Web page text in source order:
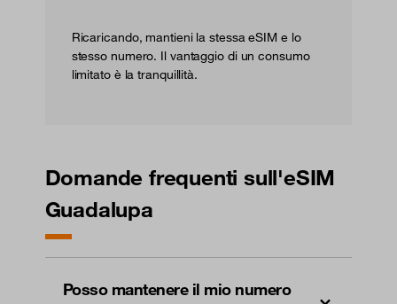
Ricaricando, mantieni la stessa eSIM e lo
stesso numero. Il vantaggio di un consumo
limitato è la tranquillità.
Domande frequenti sull'eSIM
Guadalupa
Posso mantenere il mio numero